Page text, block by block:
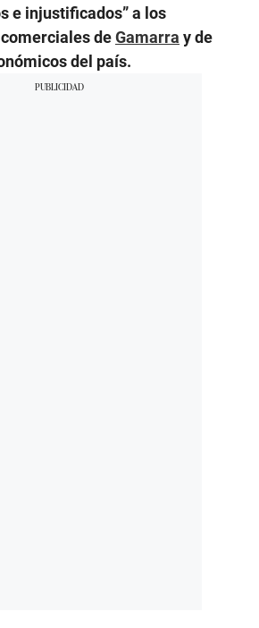
e injustificados” a los
deGamarra y de
del país.